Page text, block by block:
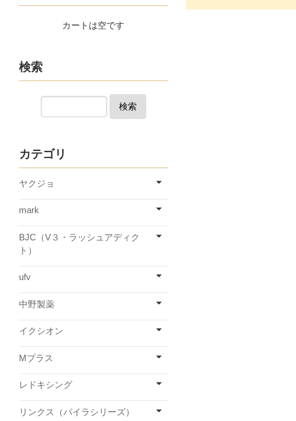
カートは空です
検索
検索
カテゴリ
ヤクジョ
mark
BJC（V３・ラッシュアディク
ト）
ufv
中野製薬
イクシオン
Mプラス
レドキシング
リンクス（パイラシリーズ）